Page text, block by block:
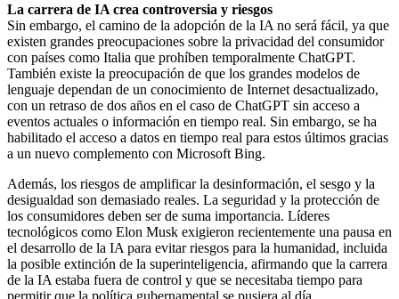
La carrera de IA crea controversia y riesgos
Sin embargo, el camino de la adopción de la IA no será fácil, ya que
existen grandes preocupaciones sobre la privacidad del consumidor
con países como Italia que prohíben temporalmente ChatGPT.
También existe la preocupación de que los grandes modelos de
lenguaje dependan de un conocimiento de Internet desactualizado,
con un retraso de dos años en el caso de ChatGPT sin acceso a
eventos actuales o información en tiempo real. Sin embargo, se ha
habilitado el acceso a datos en tiempo real para estos últimos gracias
a un nuevo complemento con Microsoft Bing.
Además, los riesgos de amplificar la desinformación, el sesgo y la
desigualdad son demasiado reales. La seguridad y la protección de
los consumidores deben ser de suma importancia. Líderes
tecnológicos como Elon Musk exigieron recientemente una pausa en
el desarrollo de la IA para evitar riesgos para la humanidad, incluida
la posible extinción de la superinteligencia, afirmando que la carrera
de la IA estaba fuera de control y que se necesitaba tiempo para
permitir que la política gubernamental se pusiera al día.